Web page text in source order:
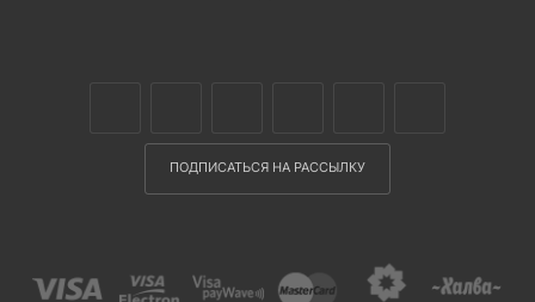
ПОДПИСАТЬСЯ НА РАССЫЛКУ